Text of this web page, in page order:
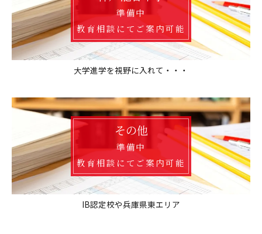
準備中
教育相談にてご案内可能
大学進学を視野に入れて・・・
その他
準備中
教育相談にてご案内可能
IB認定校や兵庫県東エリア